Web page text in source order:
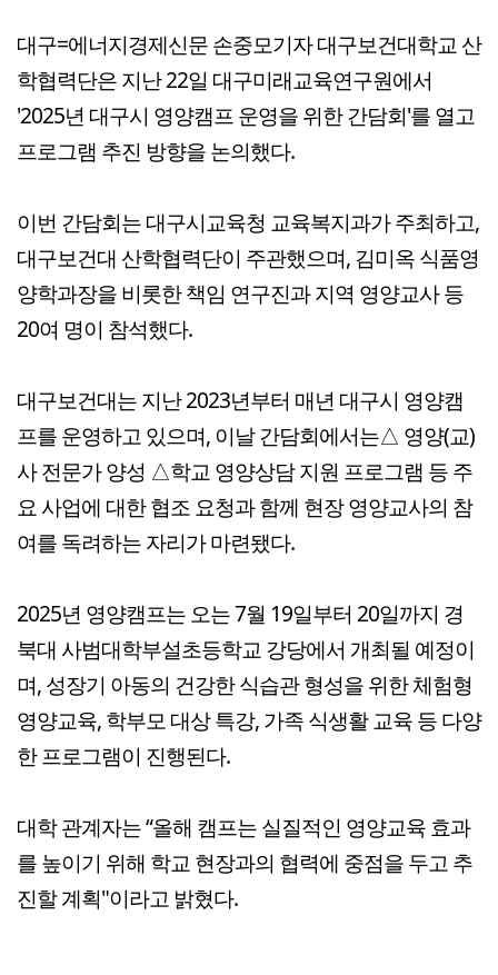
대구=에너지경제신문 손중모기자 대구보건대학교 산
학협력단은 지난 22일 대구미래교육연구원에서
'2025년 대구시 영양캠프 운영을 위한 간담회'를 열고
프로그램 추진 방향을 논의했다.
이번 간담회는 대구시교육청 교육복지과가 주최하고,
대구보건대 산학협력단이 주관했으며, 김미옥 식품영
양학과장을 비롯한 책임 연구진과 지역 영양교사 등
20여 명이 참석했다.
대구보건대는 지난 2023년부터 매년 대구시 영양캠
프를 운영하고 있으며, 이날 간담회에서는△ 영양(교)
사 전문가 양성 △학교 영양상담 지원 프로그램 등 주
요 사업에 대한 협조 요청과 함께 현장 영양교사의 참
여를 독려하는 자리가 마련됐다.
2025년 영양캠프는 오는 7월 19일부터 20일까지 경
북대 사범대학부설초등학교 강당에서 개최될 예정이
며, 성장기 아동의 건강한 식습관 형성을 위한 체험형
영양교육, 학부모 대상 특강, 가족 식생활 교육 등 다양
한 프로그램이 진행된다.
대학 관계자는 “올해 캠프는 실질적인 영양교육 효과
를 높이기 위해 학교 현장과의 협력에 중점을 두고 추
진할 계획"이라고 밝혔다.